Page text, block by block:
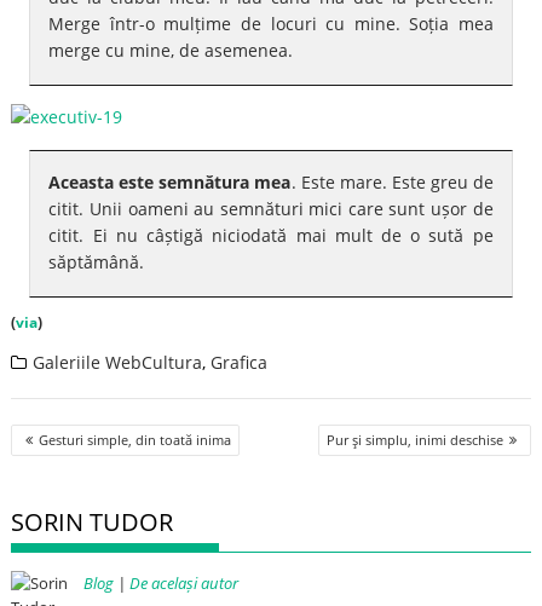
Merge într-o mulțime de locuri cu mine. Soția mea
merge cu mine, de asemenea.
Aceasta este semnătura mea. Este mare. Este greu de
citit. Unii oameni au semnături mici care sunt ușor de
citit. Ei nu câștigă niciodată mai mult de o sută pe
săptămână.
(via)
Galeriile WebCultura, Grafica
Post
navigation
Gesturi simple, din toată inima Pur şi simplu, inimi deschise
SORIN TUDOR
Blog |De același autor